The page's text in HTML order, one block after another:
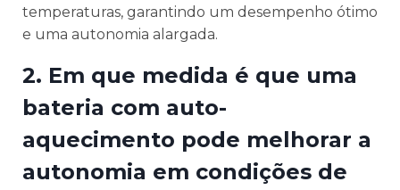
temperaturas, garantindo um desempenho ótimo
e uma autonomia alargada.
2. Em que medida é que uma
bateria com auto-
aquecimento pode melhorar a
autonomia em condições de